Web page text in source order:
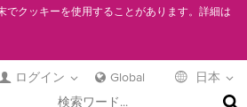
でクッキーを使用することがあります。詳細は
ログイン Global 日本
検